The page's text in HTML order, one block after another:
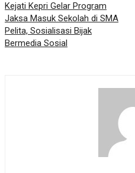
Kejati Kepri Gelar Program
Jaksa Masuk Sekolah di SMA
Pelita, Sosialisasi Bijak
Bermedia Sosial